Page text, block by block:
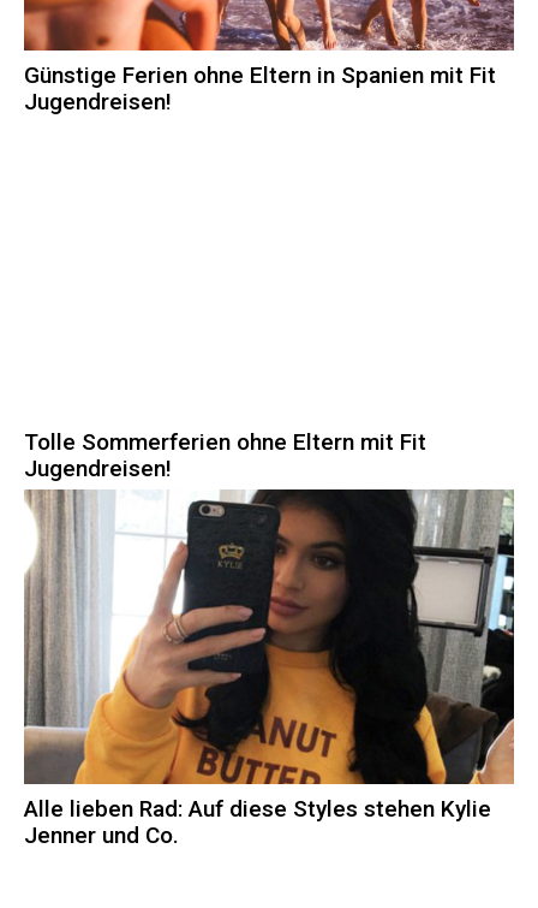
Günstige Ferien ohne Eltern in Spanien mit Fit
Jugendreisen!
Tolle Sommerferien ohne Eltern mit Fit
Jugendreisen!
Alle lieben Rad: Auf diese Styles stehen Kylie
Jenner und Co.